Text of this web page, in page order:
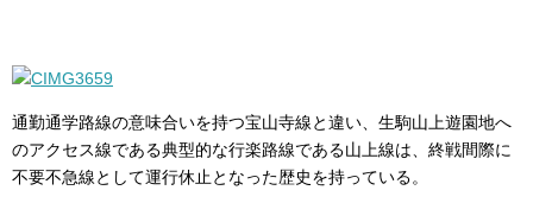
通勤通学路線の意味合いを持つ宝山寺線と違い、生駒山上遊園地へ
のアクセス線である典型的な行楽路線である山上線は、終戦間際に
不要不急線として運行休止となった歴史を持っている。